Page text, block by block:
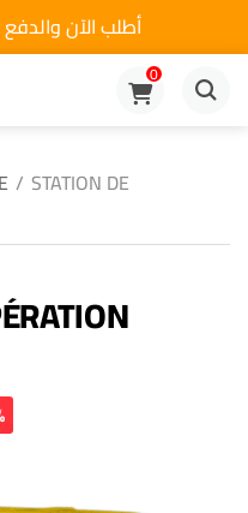
أطلب الآن
0
/ STATION DE